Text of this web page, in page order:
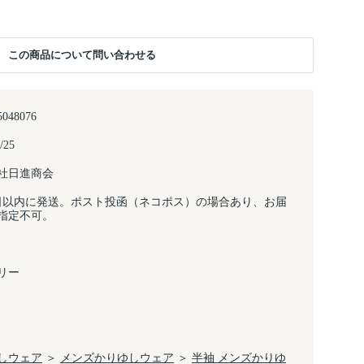
25
日進商会
以内に発送。ポスト投函（ネコポス）の場合あり、お届
定不可。
ー
ウェア ＞ メンズかりゆしウェア ＞ 半袖 メンズかりゆ
この商品について問い合わせる